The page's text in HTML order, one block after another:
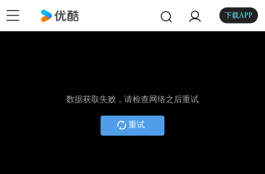
下载APP
数据获取失败，请检查网络之后重试
重试